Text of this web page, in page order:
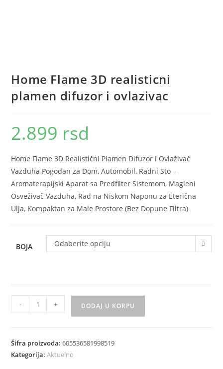
Home Flame 3D realisticni
plamen difuzor i ovlazivac
2.899 rsd
Home Flame 3D Realistični Plamen Difuzor i Ovlaživač
Vazduha Pogodan za Dom, Automobil, Radni Sto –
Aromaterapijski Aparat sa Predfilter Sistemom, Magleni
Osveživač Vazduha, Rad na Niskom Naponu za Eterična
Ulja, Kompaktan za Male Prostore (Bez Dopune Filtra)
BOJA Odaberite opciju
Flame
realisticni
plamen
- + DODAJ U KORPU
Šifra proizvoda:605536581998519
Kategorija:Aktuelno